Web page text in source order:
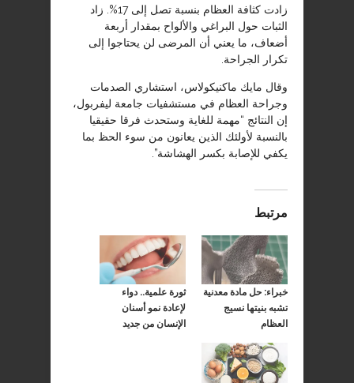
زادت كثافة العظام بنسبة تصل إلى 17%. زاد
الثبات حول البراغي والألواح بمقدار أربعة
أضعاف، ما يعني أن المرضى لن يحتاجوا إلى
تكرار الجراحة.
وقال مايك ماكنيكولاس، استشاري الصدمات
وجراحة العظام في مستشفيات جامعة ليفربول،
إن النتائج “مهمة للغاية وستحدث فرقا حقيقيا
بالنسبة لأولئك الذين يعانون من سوء الحظ بما
يكفي للإصابة بكسر الهشاشة”.
مرتبط
خبراء: حل مادة معدنية
تشبه بنيتها نسيج
العظام
ثورة علمية.. دواء
لإعادة نمو أسنان
الإنسان من جديد